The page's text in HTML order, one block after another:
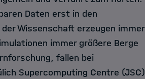
Daten erst in den
Wissenschaft erzeugen immer
immer größere Berge
fallen bei
Supercomputing Centre (JSC)